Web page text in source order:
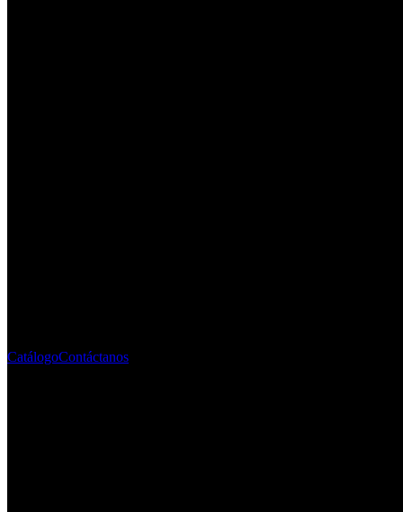
CatálogoContáctanos